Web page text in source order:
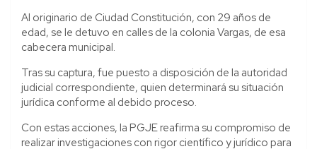
Al originario de Ciudad Constitución, con 29 años de
edad, se le detuvo en calles de la colonia Vargas, de esa
cabecera municipal.
Tras su captura, fue puesto a disposición de la autoridad
judicial correspondiente, quien determinará su situación
jurídica conforme al debido proceso.
Con estas acciones, la PGJE reafirma su compromiso de
realizar investigaciones con rigor científico y jurídico para